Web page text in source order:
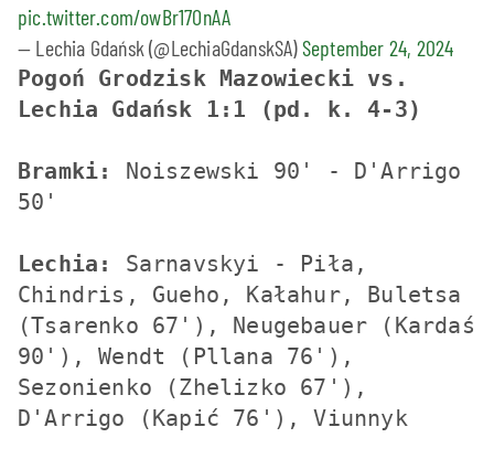
pic.twitter.com/owBr17OnAA
— Lechia Gdańsk (@LechiaGdanskSA)September 24, 2024
Pogoń Grodzisk Mazowiecki vs.
Lechia Gdańsk 1:1 (pd. k. 4-3)
Bramki: Noiszewski 90' - D'Arrigo
50'
Lechia: Sarnavskyi - Piła,
Chindris, Gueho, Kałahur, Buletsa
(Tsarenko 67'), Neugebauer (Kardaś
90'), Wendt (Pllana 76'),
Sezonienko (Zhelizko 67'),
D'Arrigo (Kapić 76'), Viunnyk